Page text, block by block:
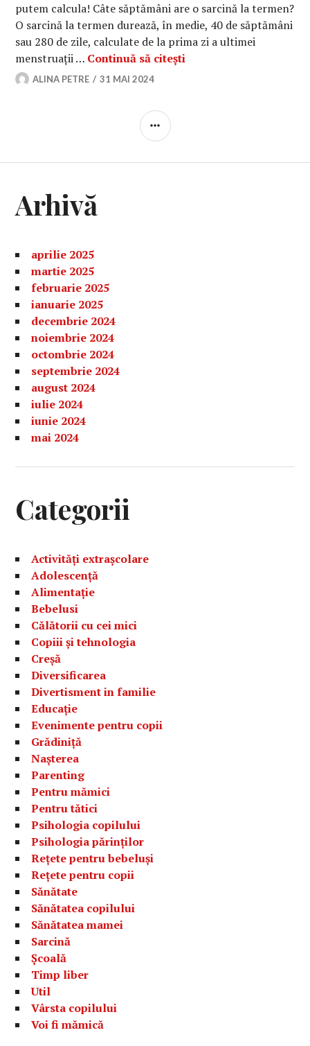
putem calcula! Câte săptămâni are o sarcină la termen?
O sarcină la termen durează, în medie, 40 de săptămâni
sau 280 de zile, calculate de la prima zi a ultimei
menstruații … Continuă să citești
ALINA PETRE 31 MAI 2024
BARĂ
Arhivă
aprilie 2025
martie 2025
februarie 2025
ianuarie 2025
decembrie 2024
noiembrie 2024
octombrie 2024
septembrie 2024
august 2024
iulie 2024
iunie 2024
mai 2024
Categorii
Activități extrașcolare
Adolescență
Alimentație
Bebelusi
Călătorii cu cei mici
Copiii și tehnologia
Creșă
Diversificarea
Divertisment in familie
Educație
Evenimente pentru copii
Grădiniță
Nașterea
Parenting
Pentru mămici
Pentru tătici
Psihologia copilului
Psihologia părinților
Rețete pentru bebeluși
Rețete pentru copii
Sănătate
Sănătatea copilului
Sănătatea mamei
Sarcină
Școală
Timp liber
Util
Vârsta copilului
Voi fi mămică